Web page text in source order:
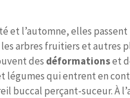
et l’automne, elles
arbres fruitiers et autres
des déformationset
légumes qui entrent en
buccal perçant-suceur. À